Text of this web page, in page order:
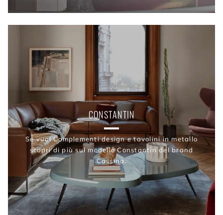
CONSTANTIN
Se vuoi Complementi design e tavolini in metallo
scopri di più sul modello Constantin del brand
Cassina.